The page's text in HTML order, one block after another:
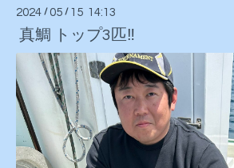
2024 / 05 / 15 14:13
真鯛 トップ3匹‼️